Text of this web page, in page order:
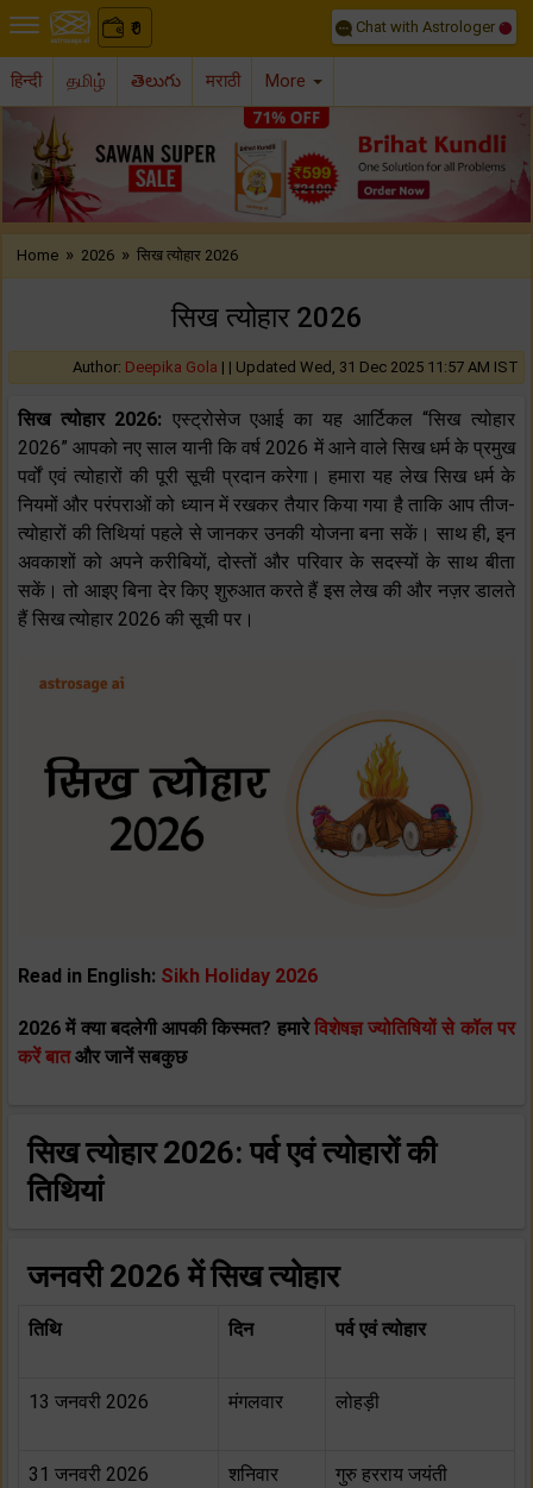
₹
0 Chat with Astrologer
हिन्दी தமிழ் తెలుగు मराठी More
Previous
Home » 2026 » सिख त्योहार 2026
सिख त्योहार 2026
Author: Deepika Gola | | Updated Wed, 31 Dec 2025 11:57 AM IST
सिख त्योहार 2026: एस्ट्रोसेज एआई का यह आर्टिकल “सिख त्योहार
2026” आपको नए साल यानी कि वर्ष 2026 में आने वाले सिख धर्म के प्रमुख
पर्वों एवं त्योहारों की पूरी सूची प्रदान करेगा। हमारा यह लेख सिख धर्म के
नियमों और परंपराओं को ध्यान में रखकर तैयार किया गया है ताकि आप तीज-
त्योहारों की तिथियां पहले से जानकर उनकी योजना बना सकें। साथ ही, इन
अवकाशों को अपने करीबियों, दोस्तों और परिवार के सदस्यों के साथ बीता
सकें। तो आइए बिना देर किए शुरुआत करते हैं इस लेख की और नज़र डालते
हैं सिख त्योहार 2026 की सूची पर।
Read in English: Sikh Holiday 2026
2026 में क्या बदलेगी आपकी किस्मत? हमारेविशेषज्ञ ज्योतिषियों से कॉल पर
करें बातऔर जानें सबकुछ
सिख त्योहार 2026: पर्व एवं त्योहारों की
तिथियां
जनवरी 2026 में सिख त्योहार
तिथि दिन पर्व एवं त्योहार
13 जनवरी 2026 मंगलवार लोहड़ी
31 जनवरी 2026 शनिवार गुरु हरराय जयंती